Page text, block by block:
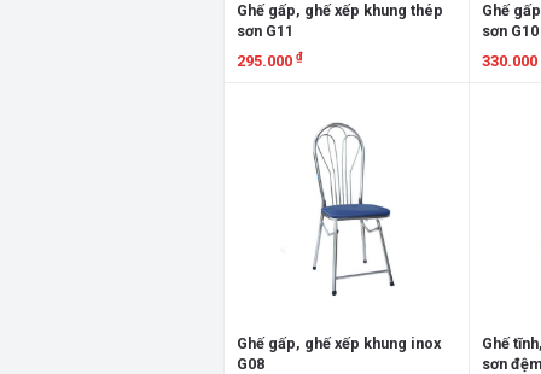
Ghế gấp, ghế xếp khung thép
sơn G11
295.000 ₫
Ghế
sơn G10
330.000
Ghế gấp, ghế xếp khung inox
G08
Ghế
sơn